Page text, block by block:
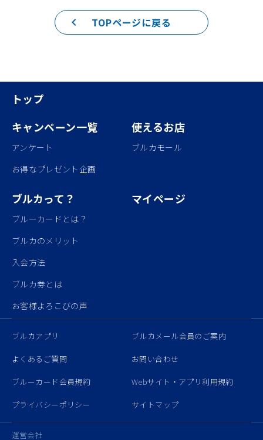
TOPページに戻る
keyboard_arrow_left
トップ
キャンペーン一覧
アンケート
お得なプレゼント企画
使えるお店
ブルカモール
ブルカって？
ブルーカードとは？
ブルカのメリット
入会方法
ブルカ券とは
お客様よろこびの声
マイページ
ブルカアプリ ブルカメール会員のご案内
よくあるご質問 お問い合わせ
ブルーカード会員規約 Webサイト・アプリ利用規約
プライバシーポリシー サイトマップ
運営会社